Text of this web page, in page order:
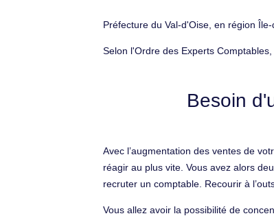
Préfecture du Val-d'Oise, en région
Selon l'Ordre des Experts
Besoin
Avec l’augmentation des ventes de
réagir au plus vite. Vous avez alors
recruter un comptable. Recourir à
Vous allez avoir la possibilité de